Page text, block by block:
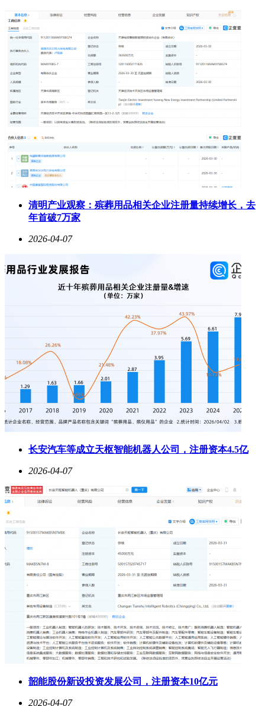
清明产业观察：殡葬用品相关企业注册量持续增长，去
年首破7万家
2026-04-07
长安汽车等成立天枢智能机器人公司，注册资本4.5亿
2026-04-07
韶能股份新设投资发展公司，注册资本10亿元
2026-04-07